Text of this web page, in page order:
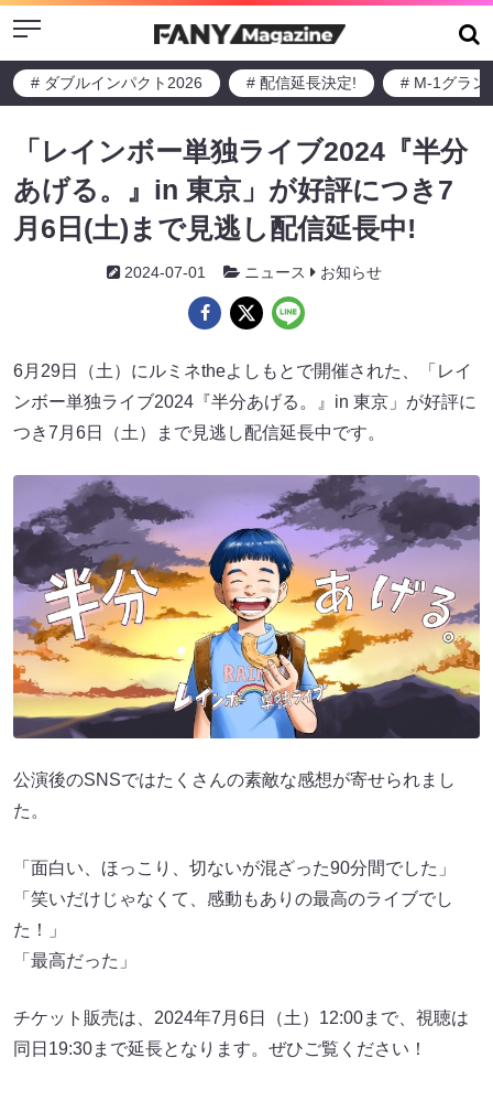
Menu
# ダブルインパクト2026 # 配信延長決定! # M-1グラン
「レインボー単独ライブ2024『半分
あげる。』in 東京」が好評につき7
月6日(土)まで見逃し配信延長中!
2024-07-01 ニュース お知らせ
6月29日（土）にルミネtheよしもとで開催された、「レイ
ンボー単独ライブ2024『半分あげる。』in 東京」が好評に
つき7月6日（土）まで見逃し配信延長中です。
公演後のSNSではたくさんの素敵な感想が寄せられまし
た。
「面白い、ほっこり、切ないが混ざった90分間でした」
「笑いだけじゃなくて、感動もありの最高のライブでし
た！」
「最高だった」
チケット販売は、2024年7月6日（土）12:00まで、視聴は
同日19:30まで延長となります。ぜひご覧ください！